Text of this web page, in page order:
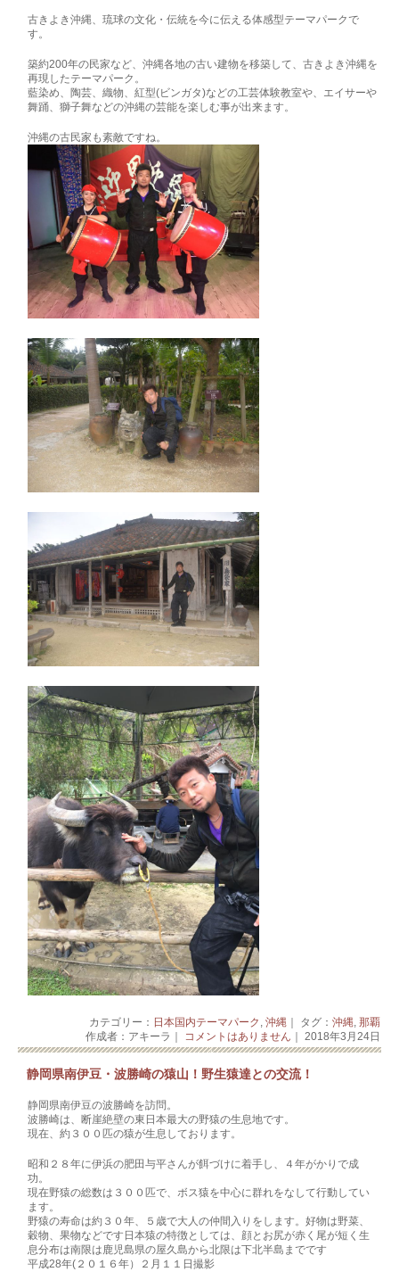
古きよき沖縄、琉球の文化・伝統を今に伝える体感型テーマパークで
す。
築約200年の民家など、沖縄各地の古い建物を移築して、古きよき沖縄を
再現したテーマパーク。
藍染め、陶芸、織物、紅型(ビンガタ)などの工芸体験教室や、エイサーや
舞踊、獅子舞などの沖縄の芸能を楽しむ事が出来ます。
沖縄の古民家も素敵ですね。
カテゴリー： 日本国内テーマパーク , 沖縄｜ タグ： 沖縄, 那覇
作成者：アキーラ｜ コメントはありません ｜ 2018年3月24日
静岡県南伊豆・波勝崎の猿山！野生猿達との交流！
静岡県南伊豆の波勝崎を訪問。
波勝崎は、断崖絶壁の東日本最大の野猿の生息地です。
現在、約３００匹の猿が生息しております。
昭和２８年に伊浜の肥田与平さんが餌づけに着手し、４年がかりで成
功。
現在野猿の総数は３００匹で、ボス猿を中心に群れをなして行動してい
ます。
野猿の寿命は約３０年、５歳で大人の仲間入りをします。好物は野菜、
穀物、果物などで­­す日本猿の特徴としては、顔とお尻が赤く尾が短く生
息分布は南限は鹿児島県の屋久島­か­ら北限は下北半島までです
平成28年(２０１６年）２月１１日撮影